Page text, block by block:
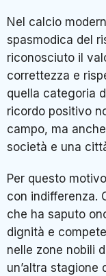
Nel calcio
spasmodica del
riconosciuto il
correttezza e
quella categoria
ricordo positivo
campo, ma
società e una
Per questo
con indifferenza.
che ha saputo
dignità e
nelle zone nobili
un’altra stagione